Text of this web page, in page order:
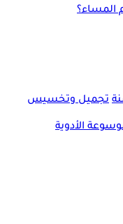
المساء؟
تجميل وتخسيس
الأدوية